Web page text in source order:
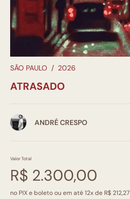
SÃO PAULO / 2026
ATRASADO
ANDRÉ CRESPO
Valor Total
R$ 2.300,00
no PIX e boleto ou em até 12x de R$ 212,27